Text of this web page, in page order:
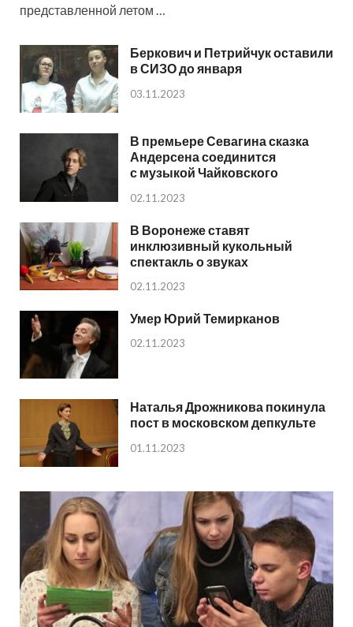
представленной летом …
Беркович и Петрийчук оставили
в СИЗО до января
03.11.2023
В премьере Севагина сказка
Андерсена соединится
с музыкой Чайковского
02.11.2023
В Воронеже ставят
инклюзивный кукольный
спектакль о звуках
02.11.2023
Умер Юрий Темирканов
02.11.2023
Наталья Дрожникова покинула
пост в московском депкульте
01.11.2023